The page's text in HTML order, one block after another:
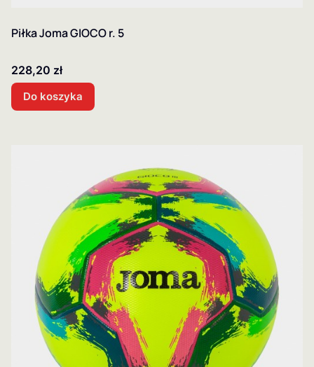
Piłka Joma GIOCO r. 5
Cena
228,20 zł
Do koszyka